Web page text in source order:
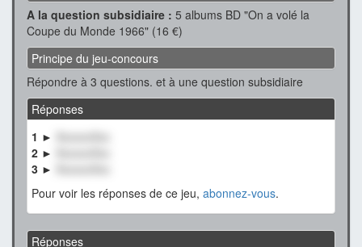
A la question subsidiaire : 5 albums BD "On a volé la
Coupe du Monde 1966" (16 €)
Principe du jeu-concours
Répondre à 3 questions. et à une question subsidiaire
Réponses
1 ►
XxxxxxXxx
2 ►
3 ►
Pour voir les réponses de ce jeu, abonnez-vous.
Réponses